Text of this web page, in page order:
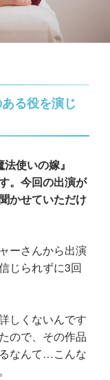
る役を演じ
使いの嫁』
。今回の出演が
かせていただけ
ーさんから出演
じられずに3回
しくないんです
ので、その作品
なんて…こんな